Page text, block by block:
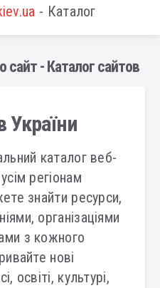
- Каталог
- Каталог сайтов
України
каталог веб-
регіонам
знайти ресурси,
організаціями
з кожного
нові
освіті, культурі,